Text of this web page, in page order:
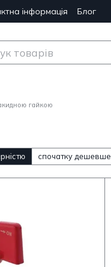
інформація Блог
гайкою
спочатку дешевше